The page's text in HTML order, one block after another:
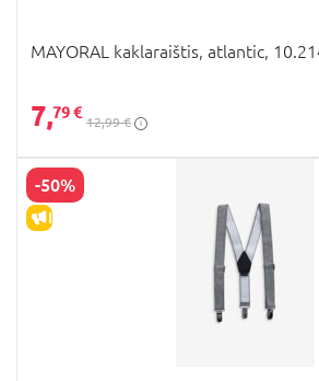
MAYORAL kaklaraištis, atlantic,
7,79 €
12,99 €
-50%
IŠPARDAVIMAS